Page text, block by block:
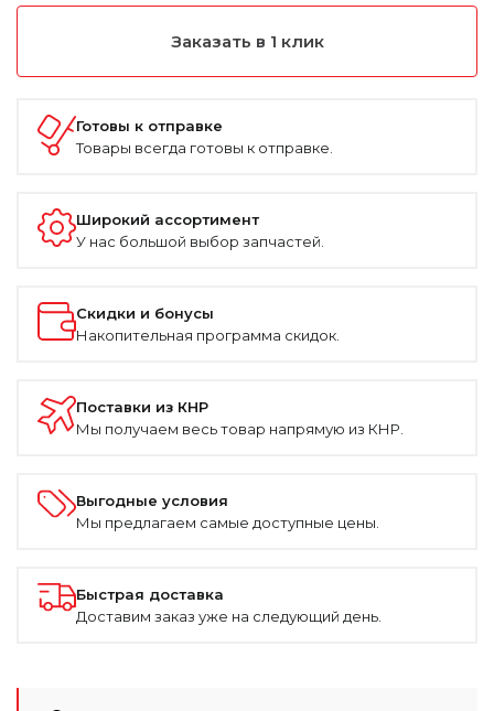
Заказать в 1 клик
Готовы к отправке
Товары всегда готовы к отправке.
Широкий ассортимент
У нас большой выбор запчастей.
Скидки и бонусы
Накопительная программа скидок.
Поставки из КНР
Мы получаем весь товар напрямую из КНР.
Выгодные условия
Мы предлагаем самые доступные цены.
Быстрая доставка
Доставим заказ уже на следующий день.